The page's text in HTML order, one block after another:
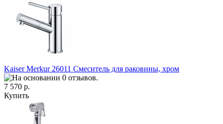
Kaiser Merkur 26011 Смеситель для раковины, хром
7 570 р.
Купить